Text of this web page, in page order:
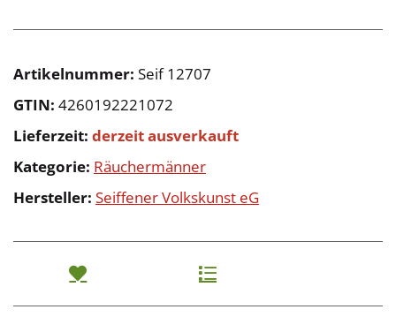
Artikelnummer: Seif 12707
GTIN: 4260192221072
Lieferzeit: derzeit ausverkauft
Kategorie: Räuchermänner
Hersteller: Seiffener Volkskunst eG